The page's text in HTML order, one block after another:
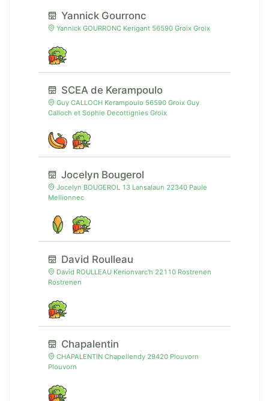
Yannick Gourronc
Yannick GOURRONC Kerigant 56590 Groix Groix
SCEA de Kerampoulo
Guy CALLOCH Kerampoulo 56590 Groix Guy
Calloch et Sophie Decottignies Groix
Jocelyn Bougerol
Jocelyn BOUGEROL 13 Lansalaun 22340 Paule
Mellionnec
David Roulleau
David ROULLEAU Kerionvarc'h 22110 Rostrenen
Rostrenen
Chapalentin
CHAPALENTIN Chapellendy 29420 Plouvorn
Plouvorn